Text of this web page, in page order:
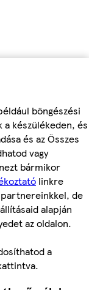
böngészési
a készülékeden, és
és az Összes
vagy
bármikor
linkre
partnereinkkel, de
alapján
az oldalon.
a